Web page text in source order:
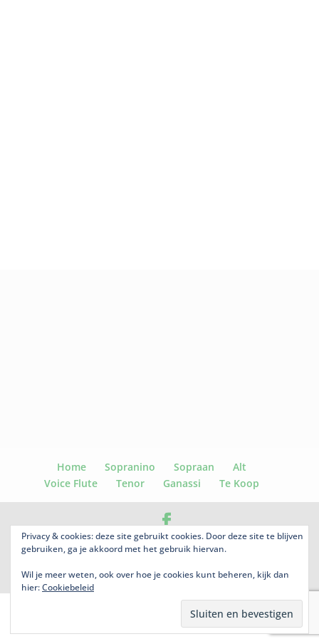
Home Sopranino Sopraan
Alt
Voice Flute
Tenor Ganassi Te Koop
copyright© 2022 Jacqueline Sorel | Kazernestraat 96 D *
*jacqueline@sorel-recorders.nl
English
Privacy & cookies: deze site gebruikt cookies. Door deze site te blijven
gebruiken, ga je akkoord met het gebruik hiervan.
Wil je meer weten, ook over hoe je cookies kunt beheren, kijk dan
hier:Cookiebeleid